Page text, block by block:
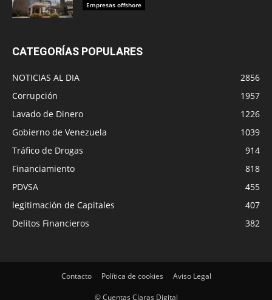
Empresas offshore
CATEGORÍAS POPULARES
NOTICIAS AL DIA
2856
Corrupción
1957
Lavado de Dinero
1226
Gobierno de Venezuela
1039
Tráfico de Drogas
914
Financiamiento
818
PDVSA
455
legitimación de Capitales
407
Delitos Financieros
382
Contacto Política de cookies Aviso Legal
© Cuentas Claras Digital